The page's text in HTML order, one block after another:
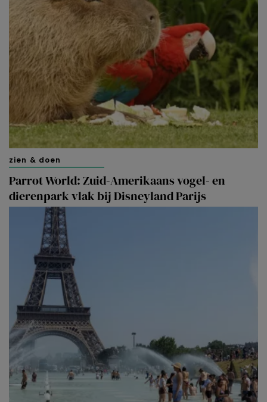
zien & doen
Parrot World: Zuid-Amerikaans vogel- en
dierenpark vlak bij Disneyland Parijs